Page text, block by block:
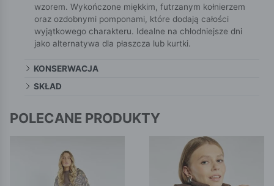
wzorem. Wykończone miękkim, futrzanym kołnierzem
oraz ozdobnymi pomponami, które dodają całości
wyjątkowego charakteru. Idealne na chłodniejsze dni
jako alternatywa dla płaszcza lub kurtki.
KONSERWACJA
SKŁAD
POLECANE PRODUKTY